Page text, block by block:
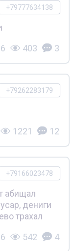
+79777634138
403 3
+79262283179
1221 12
+79166023478
абищал
дениги
трахал
542 4